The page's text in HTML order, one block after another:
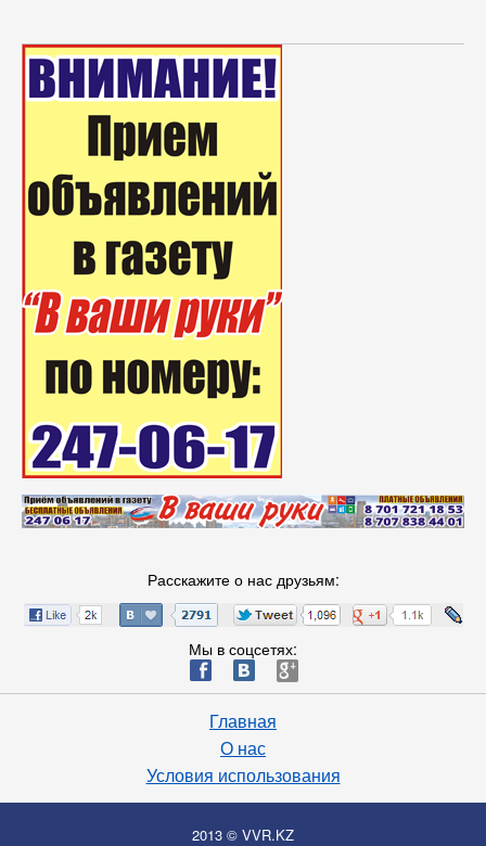
Расскажите о нас друзьям:
Мы в соцсетях:
ä æ è
Главная
О нас
Условия использования
2013 © VVR.KZ